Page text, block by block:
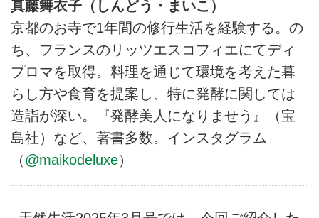
真藤舞衣子（しんどう・まいこ）
京都のお寺で1年間の修行生活を経験する。の
ち、フランスのリッツエスコフィエにてディ
プロマを取得。料理を通じて環境を考えた暮
らし方や食育を提案し、特に発酵に関しては
造詣が深い。『発酵美人になりませう』（宝
島社）など、著書多数。 インスタグラム
（@maikodeluxe）